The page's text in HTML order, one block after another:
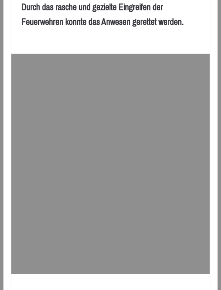
Durch das rasche und gezielte Eingreifen der
Feuerwehren konnte das Anwesen gerettet werden.